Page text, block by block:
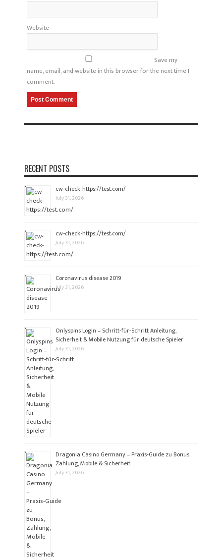
Website
Save my
name, email, and website in this browser for the next time I
comment.
RECENT POSTS
cw-check-https://test.com/
July 31, 2026
cw-check-https://test.com/
July 31, 2026
Coronavirus disease 2019
July 31, 2026
Onlyspins Login – Schritt‑für‑Schritt Anleitung,
Sicherheit & Mobile Nutzung für deutsche Spieler
July 31, 2026
Dragonia Casino Germany – Praxis‑Guide zu Bonus,
Zahlung, Mobile & Sicherheit
July 31, 2026